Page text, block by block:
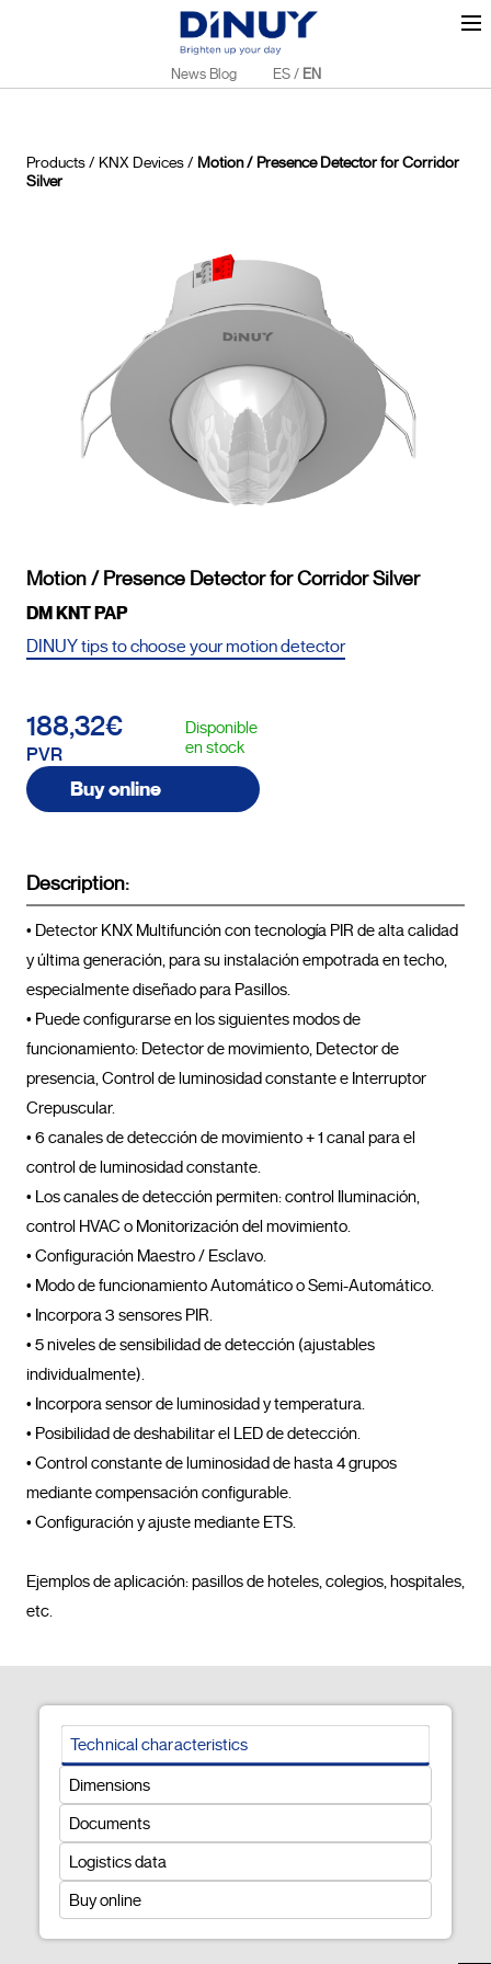
News Blog ES / EN
Products/ KNX Devices/ Motion / Presence Detector for Corridor
Silver
Motion / Presence Detector for Corridor Silver
DM KNT PAP
DINUY tips to choose your motion detector
188,32€
PVR
Disponible
en stock
Buy online
Description:
• Detector KNX Multifunción con tecnología PIR de alta calidad
y última generación, para su instalación empotrada en techo,
especialmente diseñado para Pasillos.
• Puede configurarse en los siguientes modos de
funcionamiento: Detector de movimiento, Detector de
presencia, Control de luminosidad constante e Interruptor
Crepuscular.
• 6 canales de detección de movimiento + 1 canal para el
control de luminosidad constante.
• Los canales de detección permiten: control Iluminación,
control HVAC o Monitorización del movimiento.
• Configuración Maestro / Esclavo.
• Modo de funcionamiento Automático o Semi-Automático.
• Incorpora 3 sensores PIR.
• 5 niveles de sensibilidad de detección (ajustables
individualmente).
• Incorpora sensor de luminosidad y temperatura.
• Posibilidad de deshabilitar el LED de detección.
• Control constante de luminosidad de hasta 4 grupos
mediante compensación configurable.
• Configuración y ajuste mediante ETS.
Ejemplos de aplicación: pasillos de hoteles, colegios, hospitales,
Technical characteristics
Dimensions
Documents
Logistics data
Buy online